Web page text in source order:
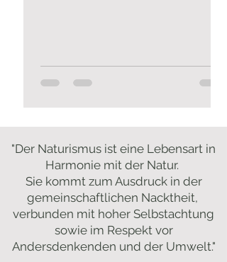
"Der Naturismus ist eine Lebensart in
Harmonie mit der Natur.
Sie kommt zum Ausdruck in der
gemeinschaftlichen Nacktheit,
verbunden mit hoher Selbstachtung
sowie im Respekt vor
Andersdenkenden und der Umwelt."